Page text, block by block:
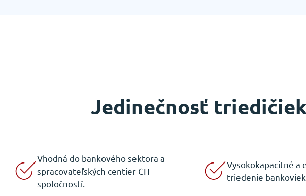
Jedinečnosť
Vhodná do bankového sektora a
spracovateľských centier CIT
spoločností.
Vysokokapacitné a
triedenie